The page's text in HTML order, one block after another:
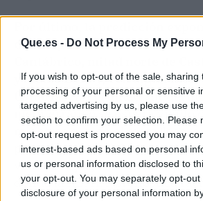
Que.es - Do Not Process My
If you wish to opt-out of the sale, sharing
processing of your personal or sensitive
targeted advertising by us, please use
section to confirm your selection. Please
opt-out request is processed you may
interest-based ads based on personal
us or personal information disclosed to
your opt-out. You may separately opt-
disclosure of your personal information
Por último, la predicción
de componente norte soplará
y medio Ebro y, con algún
Canarias. En la mitad sur del
mediterráneo se espera viento
mientras que en el resto
procedencia variable y
vientos flojos, al contrario que
donde la AEMET pronostica